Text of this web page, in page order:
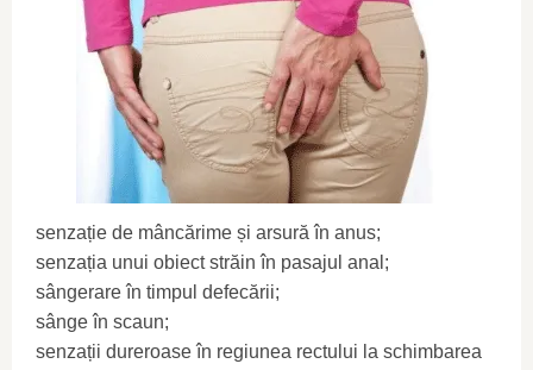
senzație de mâncărime și arsură în anus;
senzația unui obiect străin în pasajul anal;
sângerare în timpul defecării;
sânge în scaun;
senzații dureroase în regiunea rectului la schimbarea